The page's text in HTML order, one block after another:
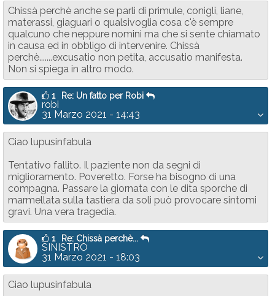
Chissà perchè anche se parli di primule, conigli, liane,
materassi, giaguari o qualsivoglia cosa c'è sempre
qualcuno che neppure nomini ma che si sente chiamato
in causa ed in obbligo di intervenire. Chissà
perchè.......excusatio non petita, accusatio manifesta.
Non si spiega in altro modo.
1 Re: Un fatto per Robi
robi
31 Marzo 2021 - 14:43
Ciao lupusinfabula
Tentativo fallito. Il paziente non da segni di
miglioramento. Poveretto. Forse ha bisogno di una
compagna. Passare la giornata con le dita sporche di
marmellata sulla tastiera da soli può provocare sintomi
gravi. Una vera tragedia.
1 Re: Chissà perchè...
SINISTRO
31 Marzo 2021 - 18:03
Ciao lupusinfabula